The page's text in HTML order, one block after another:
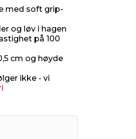
med soft grip-
og løv i hagen
på 100
cm og høyde
ikke - vi